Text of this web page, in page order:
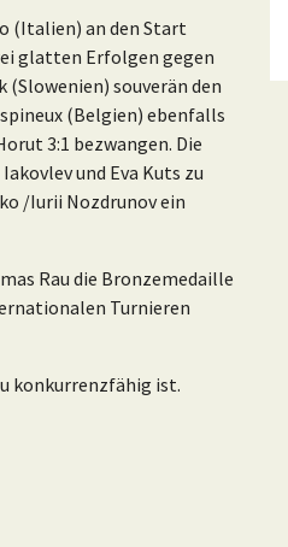
(Italien) an den Start
glatten Erfolgen gegen
souverän den
(Belgien) ebenfalls
3:1 bezwangen. Die
und Eva Kuts zu
/Iurii Nozdrunov ein
Rau die Bronzemedaille
Turnieren
konkurrenzfähig ist.